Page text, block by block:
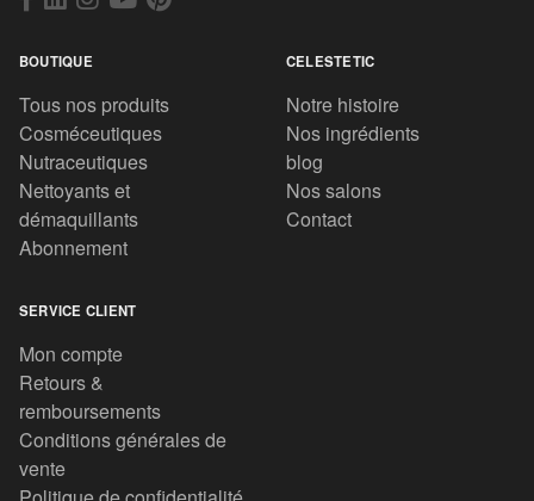
BOUTIQUE
Tous nos produits
Cosméceutiques
Nutraceutiques
Nettoyants et
démaquillants
Abonnement
CELESTETIC
Notre histoire
Nos ingrédients
blog
Nos salons
Contact
SERVICE CLIENT
Mon compte
Retours &
remboursements
Conditions générales de
vente